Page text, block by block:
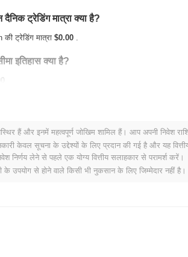
ट्रेडिंग मात्रा क्या है?
ट्रेडिंग मात्रा $0.00 .
इतिहास क्या है?
तुलना में DynoChain कैसा प्रदर्शन कर रहा है?
ने0.00%बढ़ा, समग्र क्रिप्टो बाजार जिसने0.61%की वृद्धि
का संकेत देता है।
हैं और इनमें महत्वपूर्ण जोखिम शामिल हैं। आप अपनी निवेश
केवल सूचना के उद्देश्यों के लिए प्रदान की गई है और यह
निर्णय लेने से पहले एक योग्य वित्तीय सलाहकार से परामर्श करें।
उपयोग से होने वाले किसी भी नुकसान के लिए जिम्मेदार नहीं है।